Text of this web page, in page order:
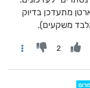
מתעדכן בדיוק
2